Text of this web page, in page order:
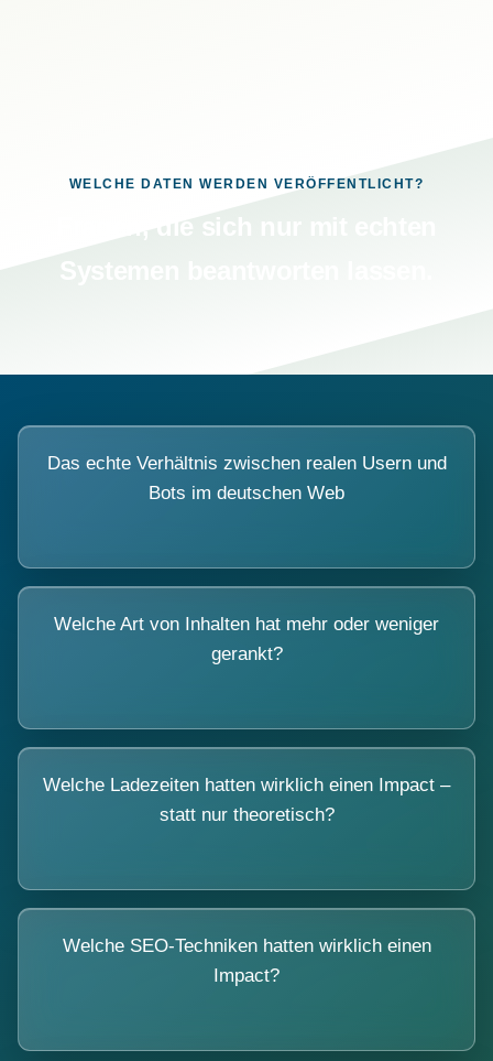
WELCHE DATEN WERDEN VERÖFFENTLICHT?
Das echte Verhältnis zwischen realen Usern und
Bots im deutschen Web
Welche Art von Inhalten hat mehr oder weniger
gerankt?
Welche Ladezeiten hatten wirklich einen Impact –
statt nur theoretisch?
Welche SEO-Techniken hatten wirklich einen
Impact?